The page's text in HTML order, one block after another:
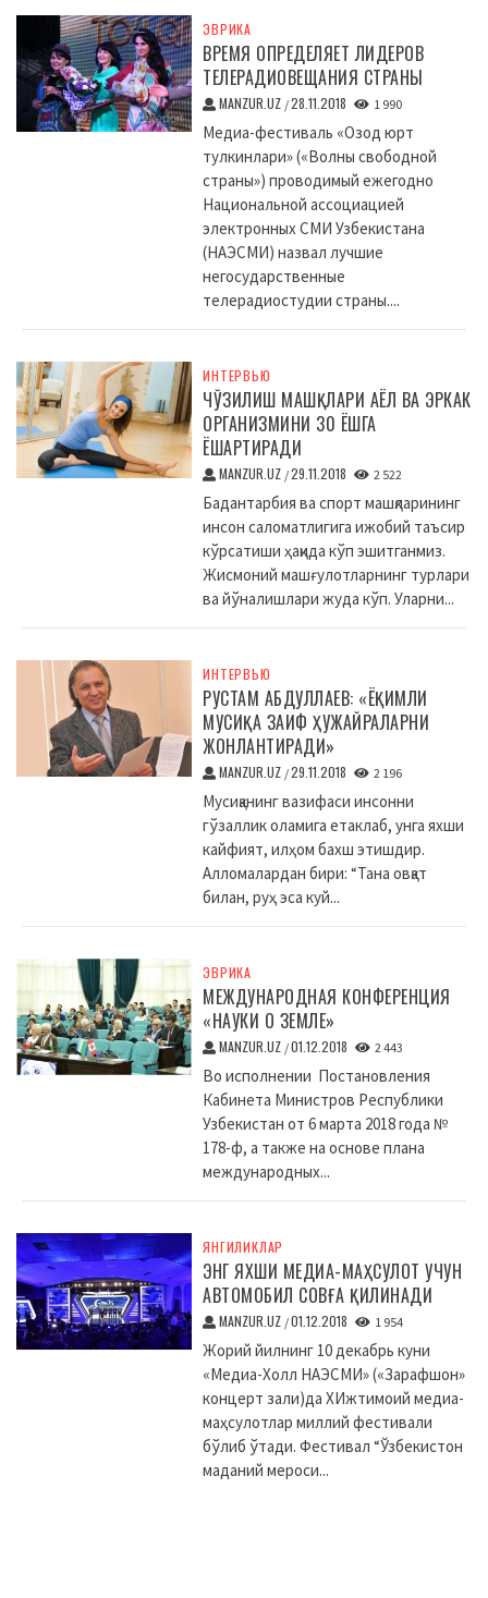
ЭВРИКА
ВРЕМЯ ОПРЕДЕЛЯЕТ ЛИДЕРОВ
ТЕЛЕРАДИОВЕЩАНИЯ СТРАНЫ
MANZUR.UZ /28.11.2018 1 990
Медиа-фестиваль «Озод юрт
тулкинлари» («Волны свободной
страны») проводимый ежегодно
Национальной ассоциацией
электронных СМИ Узбекистана
(НАЭСМИ) назвал лучшие
негосударственные
телерадиостудии страны....
ИНТЕРВЬЮ
ЧЎЗИЛИШ МАШҚЛАРИ АЁЛ ВА ЭРКАК
ОРГАНИЗМИНИ 30 ЁШГА
ЁШАРТИРАДИ
MANZUR.UZ /29.11.2018 2 522
Бадантарбия ва спорт машқларининг
инсон саломатлигига ижобий таъсир
кўрсатиши ҳақида кўп эшитганмиз.
Жисмоний машғулотларнинг турлари
ва йўналишлари жуда кўп. Уларни...
ИНТЕРВЬЮ
РУСТАМ АБДУЛЛАЕВ: «ЁҚИМЛИ
МУСИҚА ЗАИФ ҲУЖАЙРАЛАРНИ
ЖОНЛАНТИРАДИ»
MANZUR.UZ /29.11.2018 2 196
Мусиқанинг вазифаси инсонни
гўзаллик оламига етаклаб, унга яхши
кайфият, илҳом бахш этишдир.
Алломалардан бири: “Тана овқат
билан, руҳ эса куй...
ЭВРИКА
МЕЖДУНАРОДНАЯ КОНФЕРЕНЦИЯ
«НАУКИ О ЗЕМЛЕ»
MANZUR.UZ /01.12.2018 2 443
Во исполнении Постановления
Кабинета Министров Республики
Узбекистан от 6 марта 2018 года №
178-ф, а также на основе плана
международных...
ЯНГИЛИКЛАР
ЭНГ ЯХШИ МЕДИА-МАҲСУЛОТ УЧУН
АВТОМОБИЛ СОВҒА ҚИЛИНАДИ
MANZUR.UZ /01.12.2018 1 954
Жорий йилнинг 10 декабрь куни
«Медиа-Холл НАЭСМИ» («Зарафшон»
концерт зали)да XИжтимоий медиа-
маҳсулотлар миллий фестивали
бўлиб ўтади. Фестивал “Ўзбекистон
маданий мероси...